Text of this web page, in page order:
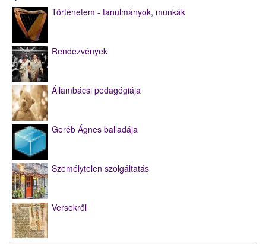
Történetem - tanulmányok, munkák
Rendezvények
Állambácsi pedagógiája
Geréb Ágnes balladája
Személytelen szolgáltatás
Versekről